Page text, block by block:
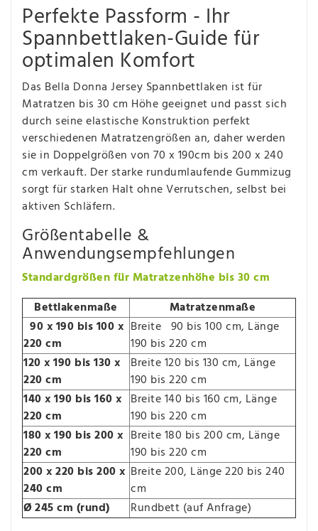
Perfekte Passform - Ihr
Spannbettlaken-Guide für
optimalen Komfort
Das Bella Donna Jersey Spannbettlaken ist für
Matratzen bis 30 cm Höhe geeignet und passt sich
durch seine elastische Konstruktion perfekt
verschiedenen Matratzengrößen an, daher werden
sie in Doppelgrößen von 70 x 190cm bis 200 x 240
cm verkauft. Der starke rundumlaufende Gummizug
sorgt für starken Halt ohne Verrutschen, selbst bei
aktiven Schläfern.
Größentabelle &
Anwendungsempfehlungen
Standardgrößen für Matratzenhöhe bis 30 cm
Bettlakenmaße
Matratzenmaße
90 x 190 bis 100 x
220 cm
Breite 90 bis 100 cm, Länge
190 bis 220 cm
120 x 190 bis 130 x
220 cm
Breite 120 bis 130 cm, Länge
190 bis 220 cm
140 x 190 bis 160 x
220 cm
Breite 140 bis 160 cm, Länge
190 bis 220 cm
180 x 190 bis 200 x
220 cm
Breite 180 bis 200 cm, Länge
190 bis 220 cm
200 x 220 bis 200 x
240 cm
Breite 200, Länge 220 bis 240
cm
Ø 245 cm (rund)
Rundbett (auf Anfrage)